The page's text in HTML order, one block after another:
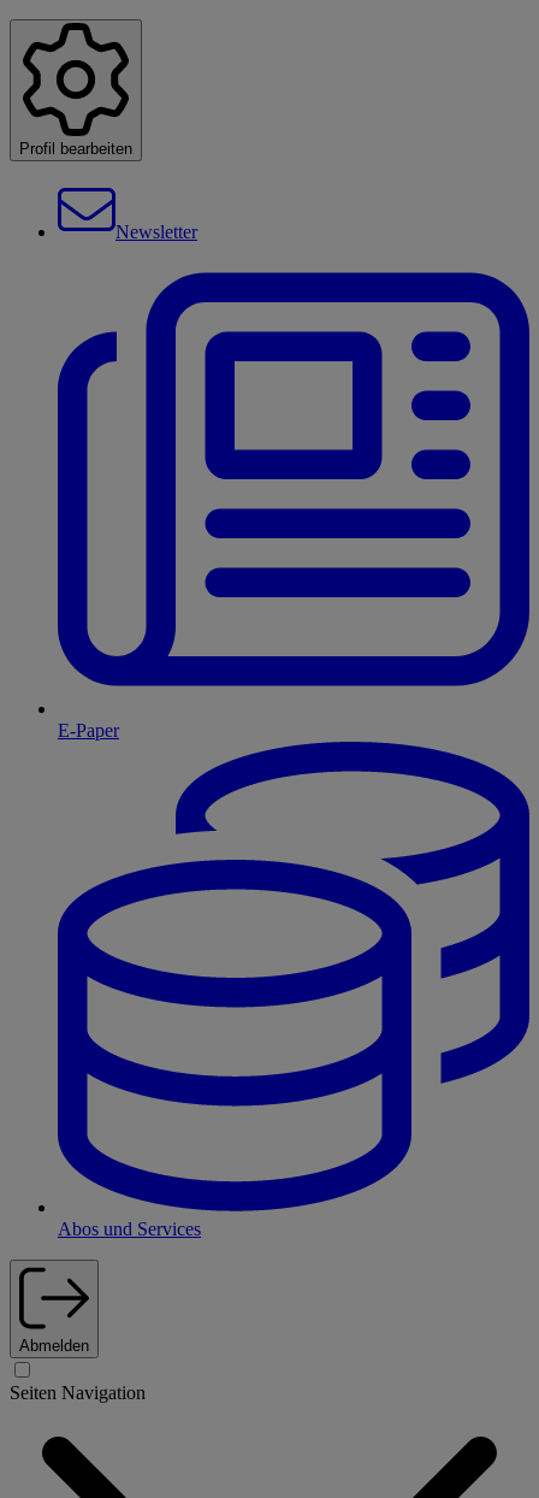
Profil bearbeiten
Newsletter
E-Paper
Abos und Services
Abmelden
Seiten Navigation